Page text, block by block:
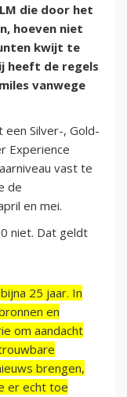
die door het
hoeven niet
kwijt te
heeft de regels
vanwege
een Silver-, Gold-
Experience
vast te
de
en mei.
niet. Dat geldt
25 jaar. In
en
om aandacht
brengen,
er echt toe